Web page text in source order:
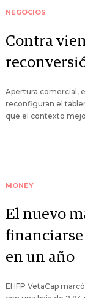
NEGOCIOS
Contra
Apertura comercial,
reconfiguran el
que el contexto
MONEY
El nuevo
financiarse
en un año
El IFP VetaCap